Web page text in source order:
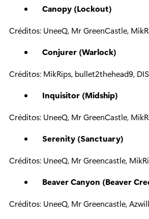
Canopy (Lockout)
Créditos: UneeQ, Mr GreenCastle,
Conjurer (Warlock)
Créditos: MikRips, bullet2thehead9,
Inquisitor (Midship)
Créditos: UneeQ, Mr GreenCastle,
Serenity (Sanctuary)
Créditos: UneeQ, Mr Greencastle,
Beaver Canyon (Beaver
Créditos: UneeQ, Mr Greencastle,